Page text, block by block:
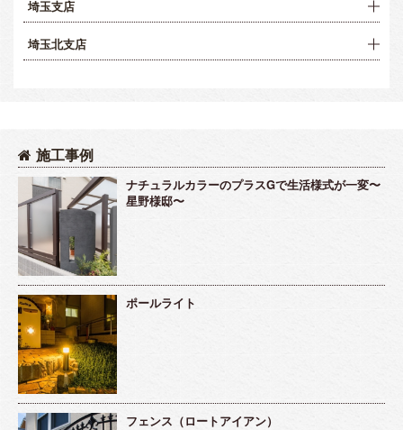
埼玉支店
埼玉北支店
施工事例
ナチュラルカラーのプラスGで生活様式が一変〜
星野様邸〜
ポールライト
フェンス（ロートアイアン）